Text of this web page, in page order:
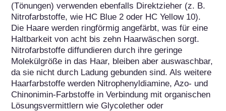
(Tönungen) verwenden ebenfalls Direktzieher (z. B.
Nitrofarbstoffe, wie HC Blue 2 oder HC Yellow 10).
Die Haare werden ringförmig angefärbt, was für eine
Haltbarkeit von acht bis zehn Haarwäschen sorgt.
Nitrofarbstoffe diffundieren durch ihre geringe
Molekülgröße in das Haar, bleiben aber auswaschbar,
da sie nicht durch Ladung gebunden sind. Als weitere
Haarfarbstoffe werden Nitrophenyldiamine, Azo- und
Chinonimin-Farbstoffe in Verbindung mit organischen
Lösungsvermittlern wie Glycolether oder